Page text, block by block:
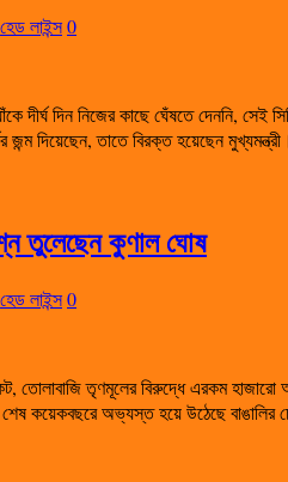
হেড লাইন্স0
দীর্ঘ দিন নিজের কাছে ঘেঁষতে দেননি, সেই
জন্ম দিয়েছেন, তাতে বিরক্ত হয়েছেন
তুলেছেন কুণাল ঘোষ
হেড লাইন্স0
তোলাবাজি তৃণমূলের বিরুদ্ধে এরকম
কয়েকবছরে অভ্যস্ত হয়ে উঠেছে